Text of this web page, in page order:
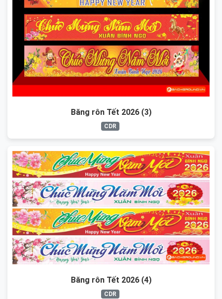
Băng rôn Tết 2026 (3)
CDR
Băng rôn Tết 2026 (4)
CDR